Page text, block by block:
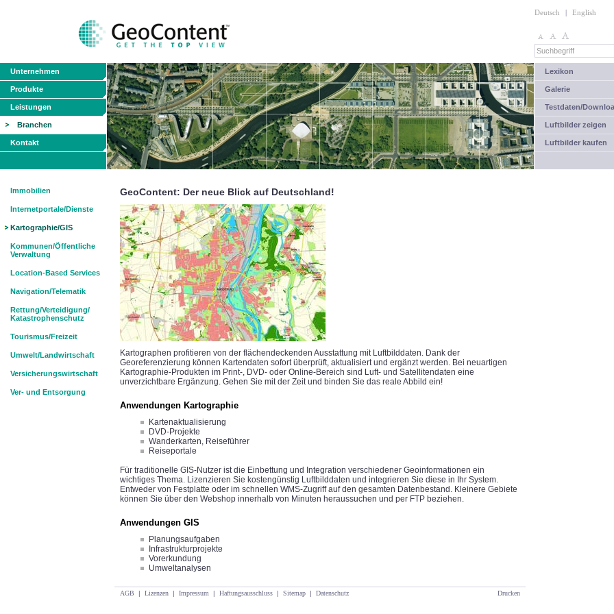
Deutsch | English
Unternehmen
Produkte
Leistungen
Branchen
Kontakt
Lexikon
Galerie
Testdaten/
Luftbilder zeigen
Luftbilder kaufen
Immobilien
Internetportale/Dienste
Kartographie/GIS
Kommunen/Öffentliche
Verwaltung
Location-Based Services
Navigation/Telematik
Rettung/Verteidigung/
Katastrophenschutz
Tourismus/Freizeit
Umwelt/Landwirtschaft
Versicherungswirtschaft
Ver- und Entsorgung
GeoContent: Der neue Blick auf Deutschland!
Kartographen profitieren von der flächendeckenden Ausstattung mit Luftbilddaten. Dank der
Georeferenzierung können Kartendaten sofort überprüft, aktualisiert und ergänzt werden. Bei neuartigen
Kartographie-Produkten im Print-, DVD- oder Online-Bereich sind Luft- und Satellitendaten eine
unverzichtbare Ergänzung. Gehen Sie mit der Zeit und binden Sie das reale Abbild ein!
Anwendungen Kartographie
Kartenaktualisierung
DVD-Projekte
Wanderkarten, Reiseführer
Reiseportale
Für traditionelle GIS-Nutzer ist die Einbettung und Integration verschiedener Geoinformationen ein
wichtiges Thema. Lizenzieren Sie kostengünstig Luftbilddaten und integrieren Sie diese in Ihr System.
Entweder von Festplatte oder im schnellen WMS-Zugriff auf den gesamten Datenbestand. Kleinere Gebiete
können Sie über den Webshop innerhalb von Minuten heraussuchen und per FTP beziehen.
Anwendungen GIS
Planungsaufgaben
Infrastrukturprojekte
Vorerkundung
Umweltanalysen
AGB | Lizenzen | Impressum | Haftungsausschluss | Sitemap | Datenschutz Drucken